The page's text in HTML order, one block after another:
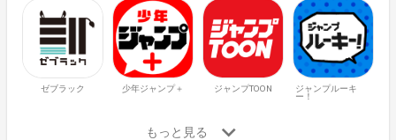
ゼブラック 少年ジャンプ＋ ジャンプTOON
ジャンプルーキ
ー！